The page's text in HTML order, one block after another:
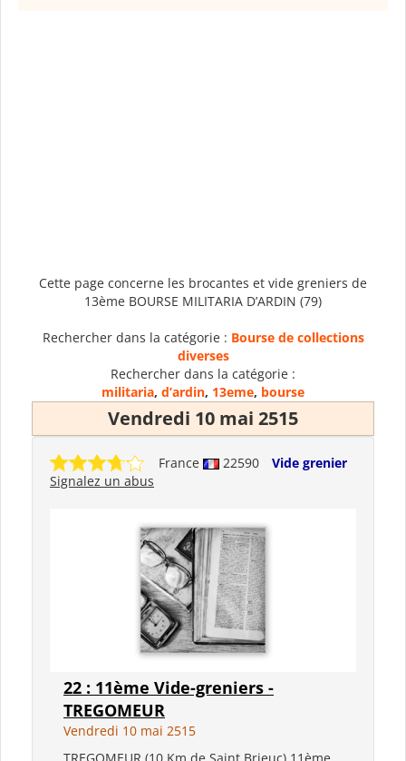
Cette page concerne les brocantes et vide greniers de
13ème BOURSE MILITARIA D’ARDIN (79)
Rechercher dans la catégorie : Bourse de collections
diverses
Rechercher dans la catégorie :
militaria, d’ardin, 13eme, bourse
Vendredi 10 mai 2515
France 22590
Vide grenier
Signalez un abus
22 : 11ème Vide-greniers -
TREGOMEUR
Vendredi 10 mai 2515